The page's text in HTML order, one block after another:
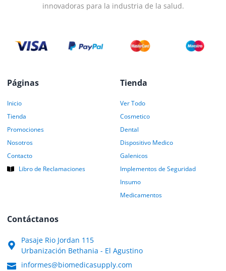
innovadoras para la industria de la salud.
Páginas
Inicio
Tienda
Promociones
Nosotros
Contacto
Libro de Reclamaciones
Tienda
Ver Todo
Cosmetico
Dental
Dispositivo Medico
Galenicos
Implementos de Seguridad
Insumo
Medicamentos
Contáctanos
Pasaje Rio Jordan 115
Urbanización Bethania - El Agustino
informes@biomedicasupply.com